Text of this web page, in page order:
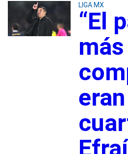
LIGA MX
“El
más